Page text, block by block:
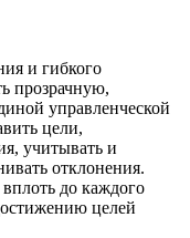
и гибкого
прозрачную,
управленческой
цели,
учитывать и
отклонения.
до каждого
целей